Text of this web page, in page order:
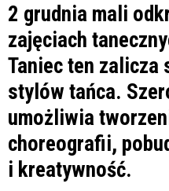
2 grudnia mali
zajęciach
Taniec ten zalicza
stylów tańca.
umożliwia
choreografii,
i kreatywność.